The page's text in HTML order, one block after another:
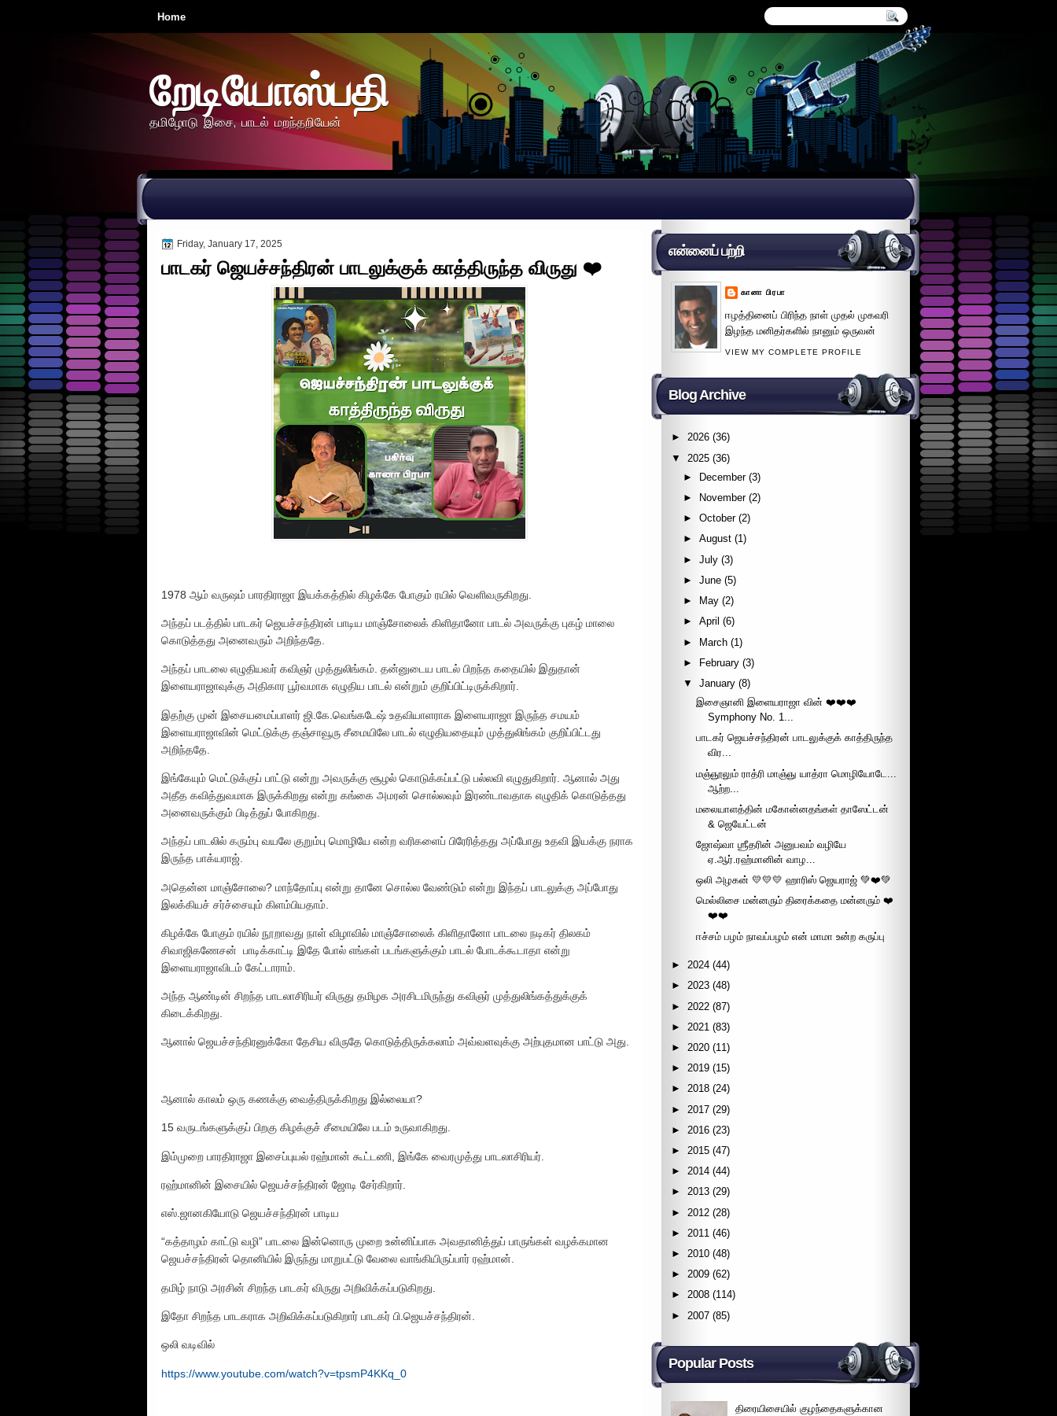
Home
றேடியோஸ்பதி
தமிழோடு இசை, பாடல் மறந்தறியேன்
Friday, January 17, 2025
பாடகர் ஜெயச்சந்திரன் பாடலுக்குக் காத்திருந்த விருது ❤️
1978 ஆம் வருஷம் பாரதிராஜா இயக்கத்தில் கிழக்கே போகும் ரயில் வெளிவருகிறது.
அந்தப் படத்தில் பாடகர் ஜெயச்சந்திரன் பாடிய மாஞ்சோலைக் கிளிதானோ பாடல் அவருக்கு புகழ் மாலை
கொடுத்தது அனைவரும் அறிந்ததே.
அந்தப் பாடலை எழுதியவர் கவிஞர் முத்துலிங்கம். தன்னுடைய பாடல் பிறந்த கதையில் இதுதான்
இளையராஜாவுக்கு அதிகார பூர்வமாக எழுதிய பாடல் என்றும் குறிப்பிட்டிருக்கிறார்.
இதற்கு முன் இசையமைப்பாளர் ஜி.கே.வெங்கடேஷ் உதவியாளராக இளையராஜா இருந்த சமயம்
இளையராஜாவின் மெட்டுக்கு தஞ்சாவூரு சீமையிலே பாடல் எழுதியதையும் முத்துலிங்கம் குறிப்பிட்டது
அறிந்ததே.
இங்கேயும் மெட்டுக்குப் பாட்டு என்று அவருக்கு சூழல் கொடுக்கப்பட்டு பல்லவி எழுதுகிறார். ஆனால் அது
அதீத கவித்துவமாக இருக்கிறது என்று கங்கை அமரன் சொல்லவும் இரண்டாவதாக எழுதிக் கொடுத்தது
அனைவருக்கும் பிடித்துப் போகிறது.
அந்தப் பாடலில் கரும்பு வயலே குறும்பு மொழியே என்ற வரிகளைப் பிரேரித்தது அப்போது உதவி இயக்கு நராக
இருந்த பாக்யராஜ்.
அதென்ன மாஞ்சோலை? மாந்தோப்பு என்று தானே சொல்ல வேண்டும் என்று இந்தப் பாடலுக்கு அப்போது
இலக்கியச் சர்ச்சையும் கிளம்பியதாம்.
கிழக்கே போகும் ரயில் நூறாவது நாள் விழாவில் மாஞ்சோலைக் கிளிதானோ பாடலை நடிகர் திலகம்
சிவாஜிகணேசன் பாடிக்காட்டி இதே போல் எங்கள் படங்களுக்கும் பாடல் போடக்கூடாதா என்று
இளையராஜாவிடம் கேட்டாராம்.
அந்த ஆண்டின் சிறந்த பாடலாசிரியர் விருது தமிழக அரசிடமிருந்து கவிஞர் முத்துலிங்கத்துக்குக்
கிடைக்கிறது.
ஆனால் ஜெயச்சந்திரனுக்கோ தேசிய விருதே கொடுத்திருக்கலாம் அவ்வளவுக்கு அற்புதமான பாட்டு அது.
ஆனால் காலம் ஒரு கணக்கு வைத்திருக்கிறது இல்லையா?
15 வருடங்களுக்குப் பிறகு கிழக்குச் சீமையிலே படம் உருவாகிறது.
இம்முறை பாரதிராஜா இசைப்புயல் ரஹ்மான் கூட்டணி, இங்கே வைரமுத்து பாடலாசிரியர்.
ரஹ்மானின் இசையில் ஜெயச்சந்திரன் ஜோடி சேர்கிறார்.
எஸ்.ஜானகியோடு ஜெயச்சந்திரன் பாடிய
“கத்தாழம் காட்டு வழி” பாடலை இன்னொரு முறை உன்னிப்பாக அவதானித்துப் பாருங்கள் வழக்கமான
ஜெயச்சந்திரன் தொனியில் இருந்து மாறுபட்டு வேலை வாங்கியிருப்பார் ரஹ்மான்.
தமிழ் நாடு அரசின் சிறந்த பாடகர் விருது அறிவிக்கப்படுகிறது.
இதோ சிறந்த பாடகராக அறிவிக்கப்படுகிறார் பாடகர் பி.ஜெயச்சந்திரன்.
ஒலி வடிவில்
https://www.youtube.com/watch?v=tpsmP4KKq_0
என்னைப் பற்றி
கானா பிரபா
ஈழத்தினைப் பிரிந்த நாள் முதல் முகவரி
இழந்த மனிதர்களில் நானும் ஒருவன்
VIEW MY COMPLETE PROFILE
Blog Archive
► 2026 (36)
▼
2025 (36)
►
December (3)
►
November (2)
►October (2)
►August (1)
►July (3)
►June (5)
►
May (2)
►April (6)
► March (1)
► February (3)
▼
January (8)
இசைஞானி இளையராஜா வின் ❤️❤️❤️
Symphony No. 1...
பாடகர் ஜெயச்சந்திரன் பாடலுக்குக் காத்திருந்த
விர...
மஞ்ஞூலும் ராத்ரி மாஞ்ஞு யாத்ரா மொழியோடே...
ஆற்ற...
மலையாளத்தின் மகோன்னதங்கள் தாஸேட்டன்
& ஜெயேட்டன்
ஜோஷ்வா ஶ்ரீதரின் அனுபவம் வழியே
ஏ.ஆர்.ரஹ்மானின் வாழ...
ஒலி அழகன் 💛💛💛 ஹாரிஸ் ஜெயராஜ் 💚❤️💚
மெல்லிசை மன்னரும் திரைக்கதை மன்னரும் ❤️
❤️❤️
ஈச்சம் பழம் நாவப்பழம் என் மாமா உன்ற கருப்பு
► 2024 (44)
► 2023 (48)
► 2022 (87)
► 2021 (83)
► 2020 (11)
► 2019 (15)
► 2018 (24)
► 2017 (29)
► 2016 (23)
► 2015 (47)
► 2014 (44)
► 2013 (29)
► 2012 (28)
► 2011 (46)
► 2010 (48)
► 2009 (62)
► 2008 (114)
► 2007 (85)
Popular Posts
திரையிசையில் குழந்தைகளுக்கான